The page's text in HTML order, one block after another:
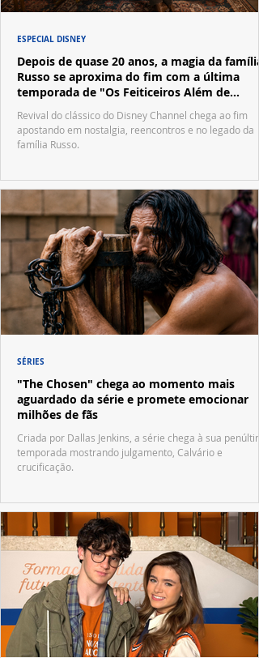
Depois de quase 20 anos, a magia da família
Russo se aproxima do fim com a última
temporada de "Os Feiticeiros Além de
Revival do clássico do Disney Channel chega ao fim
apostando em nostalgia, reencontros e no legado da
família Russo.
ESPECIAL DISNEY
"The Chosen" chega ao momento mais
aguardado da série e promete emocionar
milhões de fãs
Criada por Dallas Jenkins, a série chega à sua
temporada mostrando julgamento, Calvário e
crucificação.
SÉRIES